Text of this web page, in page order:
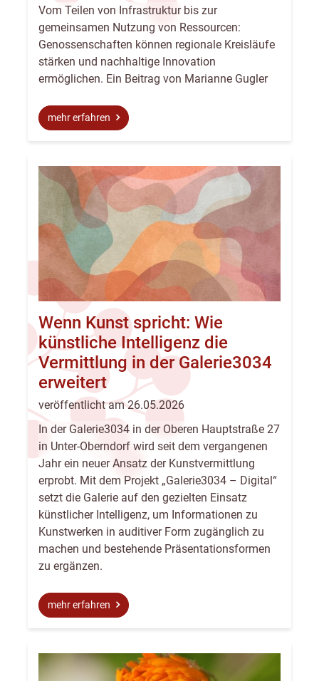
Vom Teilen von Infrastruktur bis zur
gemeinsamen Nutzung von Ressourcen:
Genossenschaften können regionale Kreisläufe
stärken und nachhaltige Innovation
ermöglichen. Ein Beitrag von Marianne Gugler
mehr erfahren
Wenn Kunst spricht: Wie
künstliche Intelligenz die
Vermittlung in der Galerie3034
erweitert
veröffentlicht am 26.05.2026
In der Galerie3034 in der Oberen Hauptstraße 27
in Unter-Oberndorf wird seit dem vergangenen
Jahr ein neuer Ansatz der Kunstvermittlung
erprobt. Mit dem Projekt „Galerie3034 – Digital“
setzt die Galerie auf den gezielten Einsatz
künstlicher Intelligenz, um Informationen zu
Kunstwerken in auditiver Form zugänglich zu
machen und bestehende Präsentationsformen
zu ergänzen.
mehr erfahren